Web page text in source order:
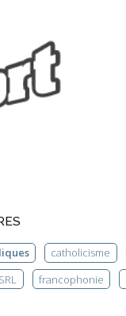
catholicisme
francophonie